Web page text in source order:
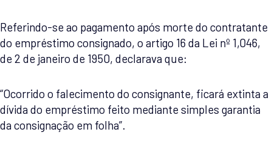
Referindo-se ao pagamento após morte do contratante
do empréstimo consignado, o artigo 16 da Lei nº 1,046,
de 2 de janeiro de 1950, declarava que:
“Ocorrido o falecimento do consignante, ficará extinta a
dívida do empréstimo feito mediante simples garantia
da consignação em folha”.